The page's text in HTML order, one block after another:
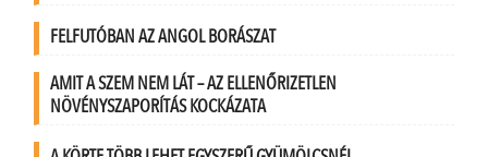
FELFUTÓBAN AZ ANGOL BORÁSZAT
AMIT A SZEM NEM LÁT – AZ ELLENŐRIZETLEN
NÖVÉNYSZAPORÍTÁS KOCKÁZATA